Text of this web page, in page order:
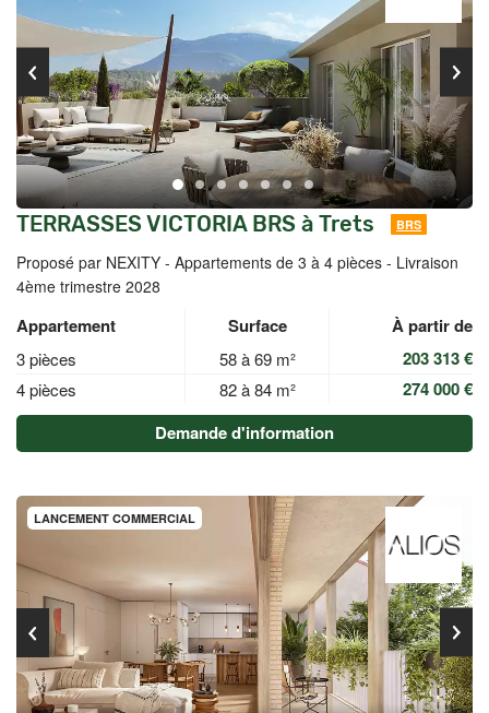
TERRASSES VICTORIA BRS à Trets BRS
Proposé par NEXITY - Appartements de 3 à 4 pièces - Livraison
4ème trimestre 2028
Appartement Surface À partir de
3 pièces 58 à 69 m² 203 313 €
4 pièces 82 à 84 m²
274 000 €
Demande d'information
LANCEMENT COMMERCIAL